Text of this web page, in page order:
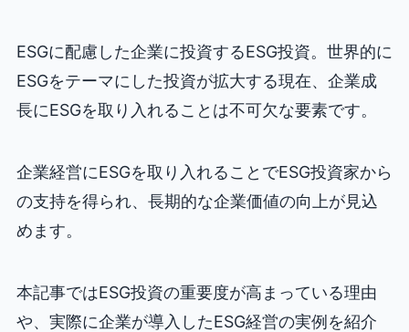
ESGに配慮した企業に投資するESG投資。世界的に
ESGをテーマにした投資が拡大する現在、企業成
長にESGを取り入れることは不可欠な要素です。
企業経営にESGを取り入れることでESG投資家から
の支持を得られ、長期的な企業価値の向上が見込
めます。
本記事ではESG投資の重要度が高まっている理由
や、実際に企業が導入したESG経営の実例を紹介